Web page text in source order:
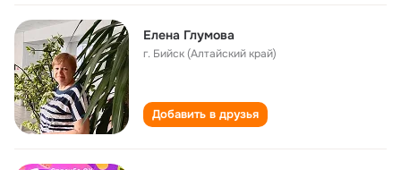
Елена Глумова
г. Бийск (Алтайский край)
Добавить в друзья